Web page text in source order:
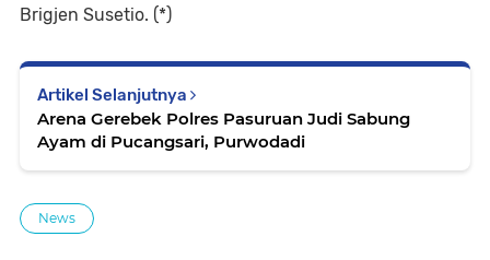
Brigjen Susetio. (*)
Artikel Selanjutnya
Arena Gerebek Polres Pasuruan Judi Sabung
Ayam di Pucangsari, Purwodadi
News